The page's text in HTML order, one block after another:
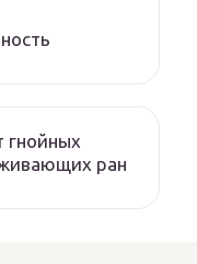
гнойных
ран